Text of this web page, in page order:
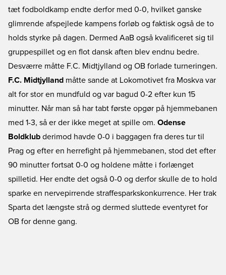
tæt fodboldkamp endte derfor med 0-0, hvilket ganske
glimrende afspejlede kampens forløb og faktisk også de to
holds styrke på dagen. Dermed AaB også kvalificeret sig til
gruppespillet og en flot dansk aften blev endnu bedre.
Desværre måtte F.C. Midtjylland og OB forlade turneringen.
F.C. Midtjylland måtte sande at Lokomotivet fra Moskva var
alt for stor en mundfuld og var bagud 0-2 efter kun 15
minutter. Når man så har tabt første opgør på hjemmebanen
med 1-3, så er der ikke meget at spille om. Odense
Boldklub derimod havde 0-0 i baggagen fra deres tur til
Prag og efter en herrefight på hjemmebanen, stod det efter
90 minutter fortsat 0-0 og holdene måtte i forlænget
spilletid. Her endte det også 0-0 og derfor skulle de to hold
sparke en nervepirrende straffesparkskonkurrence. Her trak
Sparta det længste strå og dermed sluttede eventyret for
OB for denne gang.